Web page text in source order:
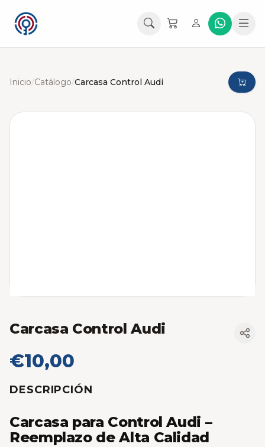
Inicio/Catálogo/Carcasa Control Audi
Carcasa Control Audi
€10,00
DESCRIPCIÓN
Carcasa para Control Audi –
Reemplazo de Alta Calidad